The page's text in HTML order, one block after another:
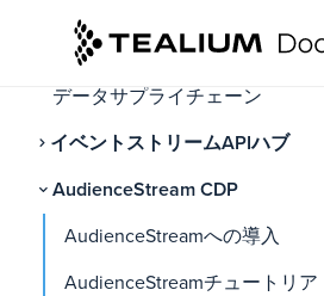
操作の順序
データサプライチェーン
イベントストリームAPIハブ
AudienceStream CDP
AudienceStreamへの導入
AudienceStreamチュートリア